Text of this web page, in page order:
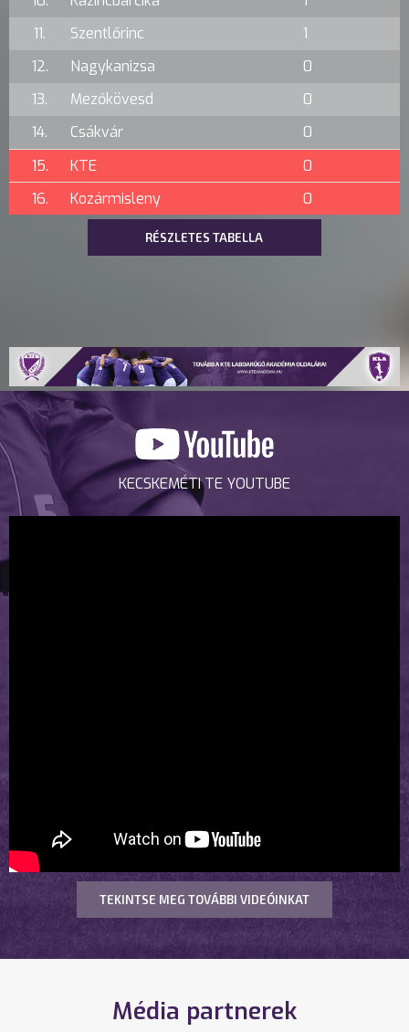
11.
Szentlőrinc
1
12.
Nagykanizsa
0
13.
Mezőkövesd
0
14.
Csákvár
0
15.
KTE
0
16.
Kozármisleny 0
RÉSZLETES TABELLA
KECSKEMÉTI TE YOUTUBE
TEKINTSE MEG TOVÁBBI VIDEÓINKAT
Média partnerek